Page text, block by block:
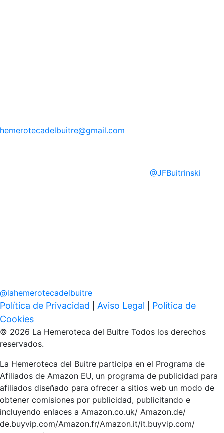
hemerotecadelbuitre@gmail.com
@JFBuitrinski
@lahemerotecadelbuitre
Política de Privacidad Aviso Legal
Política de
Cookies
© 2026 La Hemeroteca del Buitre Todos los derechos
reservados.
La Hemeroteca del Buitre participa en el Programa de
Afiliados de Amazon EU, un programa de publicidad para
afiliados diseñado para ofrecer a sitios web un modo de
obtener comisiones por publicidad, publicitando e
incluyendo enlaces a Amazon.co.uk/ Amazon.de/
de.buyvip.com/Amazon.fr/Amazon.it/it.buyvip.com/